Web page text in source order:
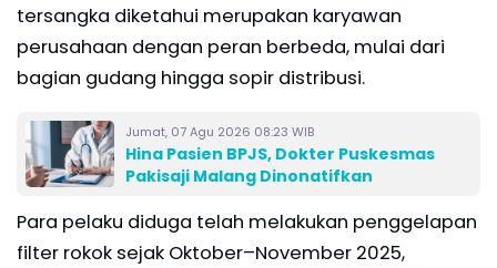
tersangka diketahui merupakan karyawan
perusahaan dengan peran berbeda, mulai dari
bagian gudang hingga sopir distribusi.
Jumat, 07 Agu 2026 08:23 WIB
Hina Pasien BPJS, Dokter Puskesmas
Pakisaji Malang Dinonatifkan
Para pelaku diduga telah melakukan penggelapan
filter rokok sejak Oktober–November 2025,